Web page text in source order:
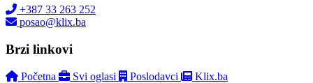
+387 33 263 252
posao@klix.ba
Brzi linkovi
Početna Svi oglasi Poslodavci Klix.ba